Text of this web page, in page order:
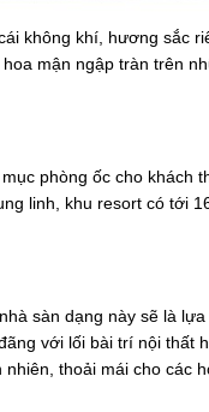
không khí, hương sắc
mận ngập tràn trên
phòng ốc cho khách
linh, khu resort có tới
sàn dạng này sẽ là
với lối bài trí nội thất
thoải mái cho các